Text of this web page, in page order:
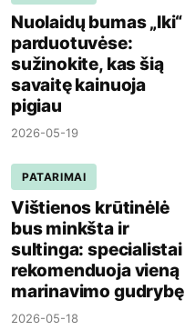
Nuolaidų bumas „Iki“
parduotuvėse:
sužinokite, kas šią
savaitę kainuoja
pigiau
2026-05-19
PATARIMAI
Vištienos krūtinėlė
bus minkšta ir
sultinga: specialistai
rekomenduoja vieną
marinavimo gudrybę
2026-05-18